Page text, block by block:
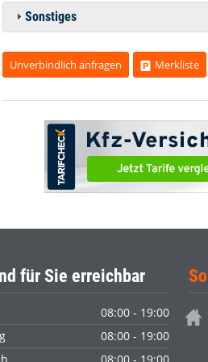
Sonstiges
Unverbindlich anfragen Merkliste
für Sie erreichbar
08:00 - 19:00
08:00 - 19:00
So